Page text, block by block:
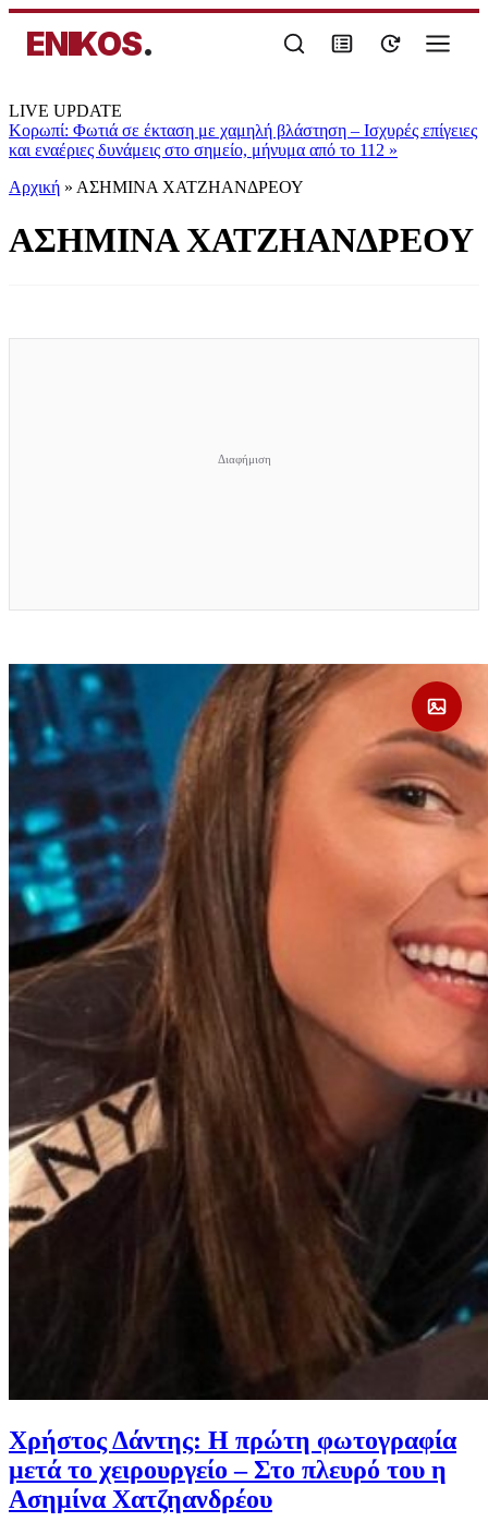
ENIKOS.
LIVE UPDATE
Κορωπί: Φωτιά σε έκταση με χαμηλή βλάστηση – Ισχυρές επίγειες
και εναέριες δυνάμεις στο σημείο, μήνυμα από το 112 »
Αρχική » ΑΣΗΜΙΝΑ ΧΑΤΖΗΑΝΔΡΕΟΥ
ΑΣΗΜΙΝΑ ΧΑΤΖΗΑΝΔΡΕΟΥ
Χρήστος Δάντης: Η πρώτη φωτογραφία
μετά το χειρουργείο – Στο πλευρό του η
Ασημίνα Χατζηανδρέου